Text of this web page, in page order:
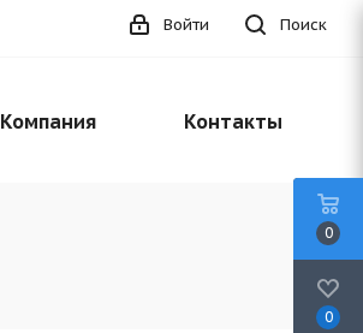
Поиск
Войти
Компания Контакты
0
0